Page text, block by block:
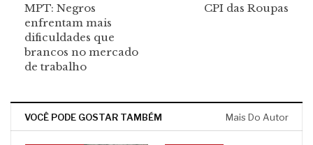
MPT: Negros
enfrentam mais
dificuldades que
brancos no mercado
de trabalho
CPI das Roupas
VOCÊ PODE GOSTAR TAMBÉM Mais Do Autor